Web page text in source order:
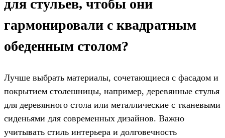
для стульев, чтобы они
гармонировали с квадратным
обеденным столом?
Лучше выбрать материалы, сочетающиеся с фасадом и
покрытием столешницы, например, деревянные стулья
для деревянного стола или металлические с тканевыми
сиденьями для современных дизайнов. Важно
учитывать стиль интерьера и долговечность